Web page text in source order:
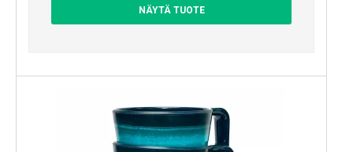
NÄYTÄ TUOTE